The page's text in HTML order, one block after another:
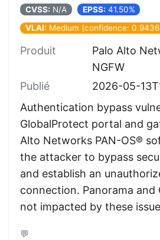
CVSS: N/A EPSS: 41.50%
VLAI: Medium (confidence:
Produit
Palo Alto
NGFW
Publié
2026-05-
Authentication bypass
GlobalProtect portal and
Alto Networks PAN-OS®
the attacker to bypass
and establish an
connection. Panorama and
not impacted by these
💬